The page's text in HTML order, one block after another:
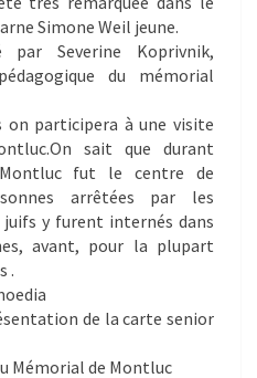
Simone Weil jeune.
Severine Koprivnik,
du mémorial
on participera à une visite
sait que durant
fut le centre de
arrêtées par les
y furent internés dans
avant, pour la plupart
.
de la carte senior
Mémorial de Montluc